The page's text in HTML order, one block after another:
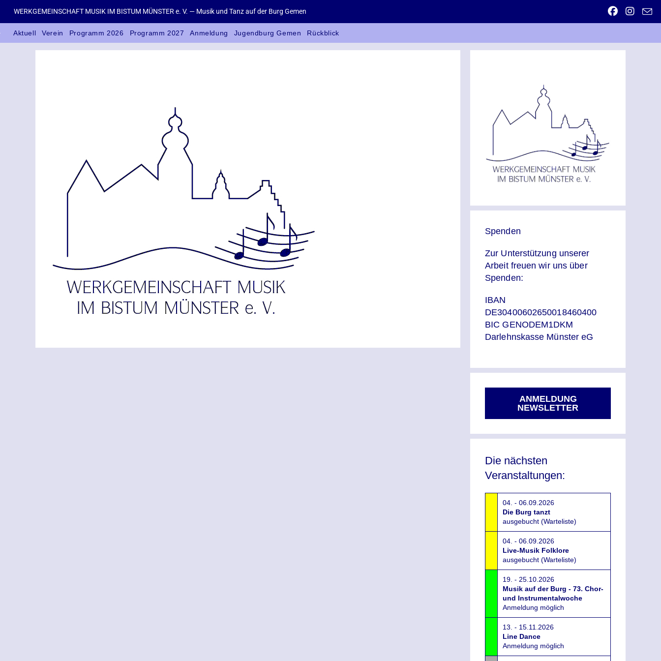
WERKGEMEINSCHAFT MUSIK IM BISTUM MÜNSTER e. V. — Musik und Tanz auf der Burg Gemen
Aktuell Verein Programm 2026 Programm 2027 Anmeldung Jugendburg Gemen Rückblick
Spenden
Zur Unterstützung unserer
Arbeit freuen wir uns über
Spenden:
IBAN
DE30400602650018460400
BIC GENODEM1DKM
Darlehnskasse Münster eG
ANMELDUNG
NEWSLETTER
Die nächsten
Veranstaltungen:
04. - 06.09.2026
Die Burg tanzt
ausgebucht (Warteliste)
04. - 06.09.2026
Live-Musik Folklore
ausgebucht (Warteliste)
19. - 25.10.2026
Musik auf der Burg - 73. Chor-
und Instrumentalwoche
Anmeldung möglich
13. - 15.11.2026
Line Dance
Anmeldung möglich